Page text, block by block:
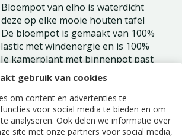
gebruik van cookies
om content en advertenties te
voor social media te bieden en om
analyseren. Ook delen we informatie over
site met onze partners voor social media,
van elho is waterdicht
op elke mooie houten tafel
bloempot is gemaakt van 100%
met windenergie en is 100%
kamerplant met binnenpot past
bloempot, waardoor je geen extra
hebt. Doordat de bloempot van
deze prima tegen een stootje.
maat en kleur en geniet!